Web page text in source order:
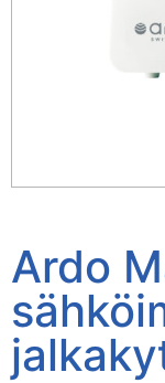
Ardo